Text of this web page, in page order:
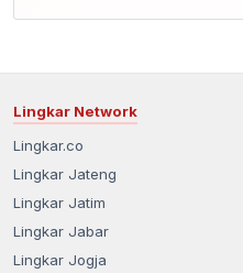
Lingkar Network
Lingkar.co
Lingkar Jateng
Lingkar Jatim
Lingkar Jabar
Lingkar Jogja